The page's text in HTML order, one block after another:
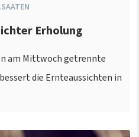
Erholung
am Mittwoch getrennte
die Ernteaussichten in